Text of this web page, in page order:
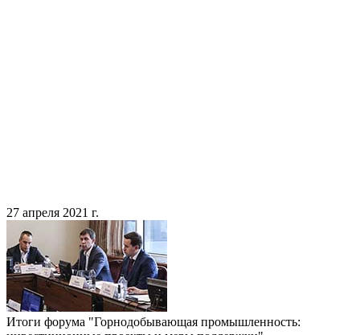
27 апреля 2021 г.
Итоги форума "Горнодобывающая промышленность: